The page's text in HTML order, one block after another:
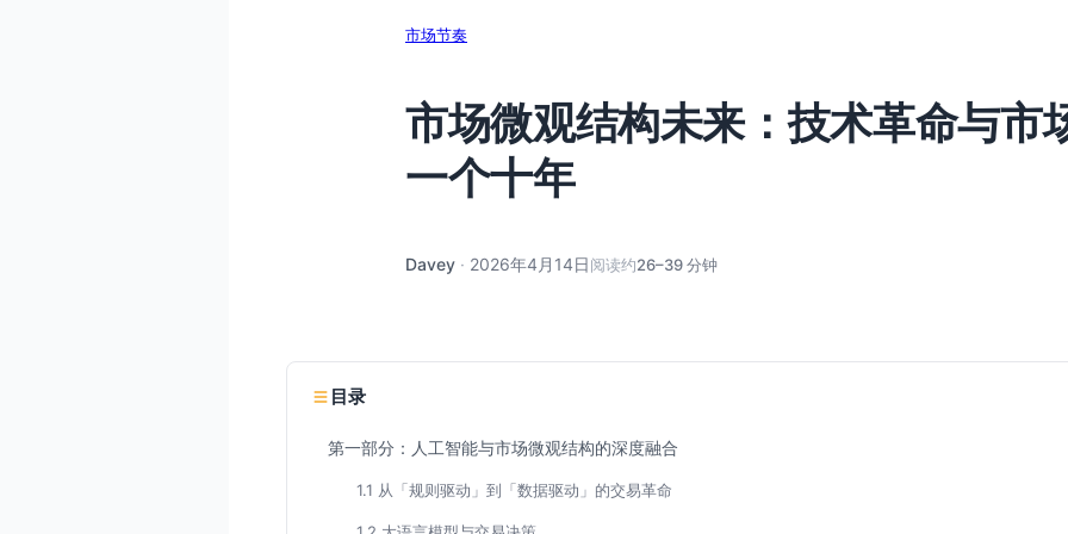
市场节奏
市场微观结构未来：技术革命与市
一个十年
Davey · 2026年4月14日阅读约26–39 分钟
目录
第一部分：人工智能与市场微观结构的深度融合
1.1 从「规则驱动」到「数据驱动」的交易革命